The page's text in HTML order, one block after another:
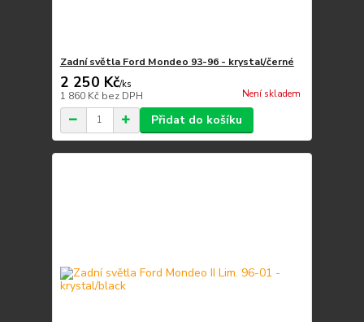
Zadní světla Ford Mondeo 93-96 - krystal/černé
2 250 Kč/ks
1 860 Kč bez DPH Není skladem
Přidat do košíku